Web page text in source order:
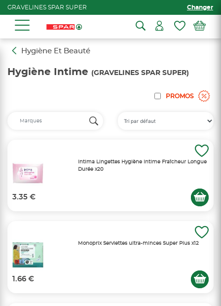
GRAVELINES SPAR SUPER Changer
Hygiène Et Beauté
Hygiène Intime (GRAVELINES SPAR SUPER)
PROMOS
Intima Lingettes Hygiène Intime Fraîcheur Longue
Durée x20
3.35 €
Monoprix Serviettes ultra-minces Super Plus x12
1.66 €